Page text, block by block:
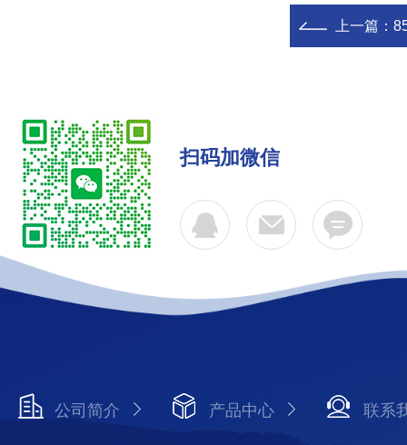
上一篇：
扫码加微信
公司简介 产品中心 联系